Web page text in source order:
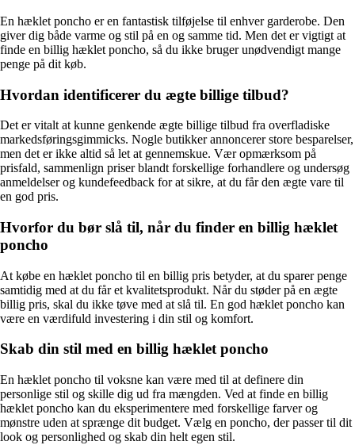
En hæklet poncho er en fantastisk tilføjelse til enhver garderobe. Den
giver dig både varme og stil på en og samme tid. Men det er vigtigt at
finde en billig hæklet poncho, så du ikke bruger unødvendigt mange
penge på dit køb.
Hvordan identificerer du ægte billige tilbud?
Det er vitalt at kunne genkende ægte billige tilbud fra overfladiske
markedsføringsgimmicks. Nogle butikker annoncerer store besparelser,
men det er ikke altid så let at gennemskue. Vær opmærksom på
prisfald, sammenlign priser blandt forskellige forhandlere og undersøg
anmeldelser og kundefeedback for at sikre, at du får den ægte vare til
en god pris.
Hvorfor du bør slå til, når du finder en billig hæklet
poncho
At købe en hæklet poncho til en billig pris betyder, at du sparer penge
samtidig med at du får et kvalitetsprodukt. Når du støder på en ægte
billig pris, skal du ikke tøve med at slå til. En god hæklet poncho kan
være en værdifuld investering i din stil og komfort.
Skab din stil med en billig hæklet poncho
En hæklet poncho til voksne kan være med til at definere din
personlige stil og skille dig ud fra mængden. Ved at finde en billig
hæklet poncho kan du eksperimentere med forskellige farver og
mønstre uden at sprænge dit budget. Vælg en poncho, der passer til dit
look og personlighed og skab din helt egen stil.